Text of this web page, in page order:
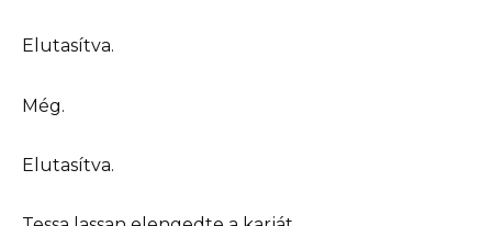
Elutasítva.
Még.
Elutasítva.